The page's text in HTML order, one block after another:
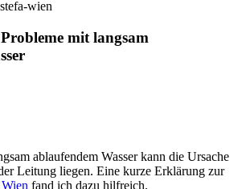
mit langsam
ablaufendem Wasser kann die Ursache
Leitung liegen. Eine kurze Erklärung zur
fand ich dazu hilfreich.